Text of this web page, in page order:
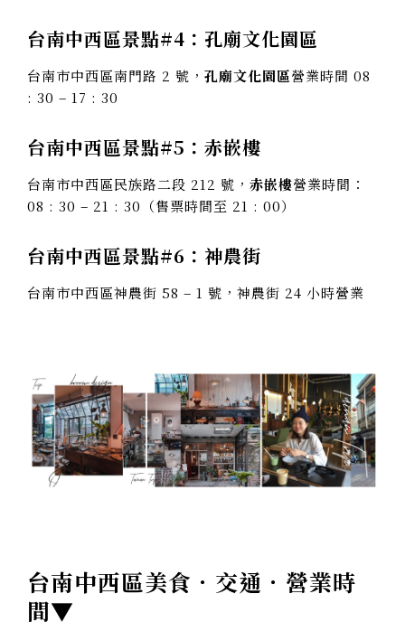
台南中西區景點#4： 孔廟文化園區
台南市中西區南門路 2 號， 孔廟文化園區營業時間 08
: 30 – 17 : 30
台南中西區景點#5： 赤嵌樓
台南市中西區民族路二段 212 號， 赤嵌樓營業時間：
08 : 30 – 21 : 30（售票時間至 21 : 00）
台南中西區景點#6： 神農街
台南市中西區神農街 58 – 1 號，神農街 24 小時營業
台南中西區美食．交通．營業時
間▼